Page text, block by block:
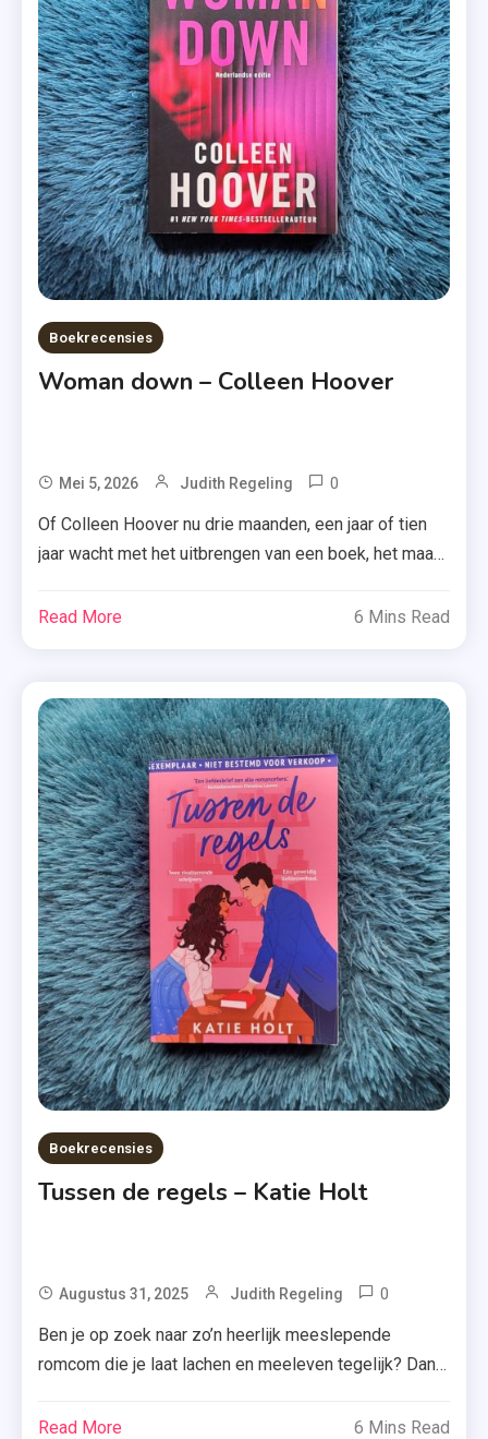
,
Roman
,
Saskia
M.N.
Oudshoorn
,
Zomer
&
Keuning
Boekrecensies
Woman down – Colleen Hoover
Mei 5, 2026 Judith Regeling 0
Colleen
,
,
Woman
Down
,
Zomer
&
Keuning
Of Colleen Hoover nu drie maanden, een jaar of tien
jaar wacht met het uitbrengen van een boek, het maakt
en haar (vaak verrassende) plotwendingen weten me
Read More 6 Mins Read
Boekrecensies
Tussen de regels – Katie Holt
Augustus 31, 2025 Judith Regeling 0
,
Ben je op zoek naar zo’n heerlijk meeslepende
romcom die je laat lachen en meeleven tegelijk? Dan
‘Tussen de regels’ van Katie Holt te bespreken. Rosie
Read More 6 Mins Read